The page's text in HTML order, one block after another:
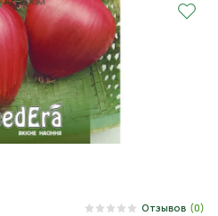
Отзывов (0)